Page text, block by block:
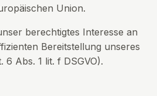
Union.
berechtigtes Interesse an
Bereitstellung unseres
Abs. 1 lit. f DSGVO).